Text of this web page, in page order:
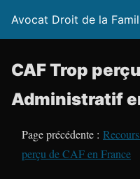
Avocat Droit de la
CAF Trop
Administratif
Page précédente :
perçu de CAF en France